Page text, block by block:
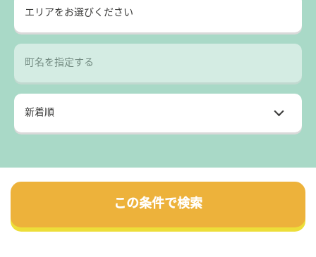
エリアをお選びください
町名を指定する
この条件で検索